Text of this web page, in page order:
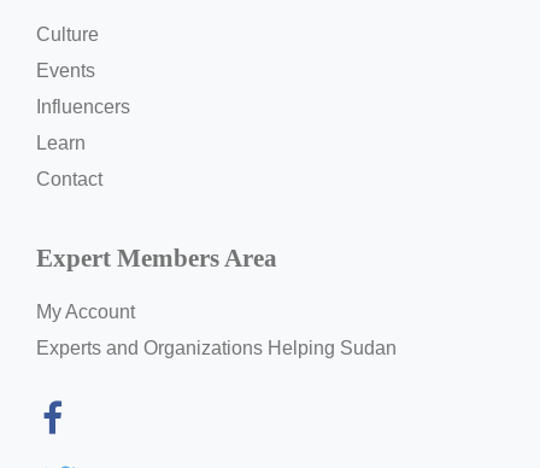
Culture
Events
Influencers
Learn
Contact
Expert Members Area
My Account
Experts and Organizations Helping Sudan